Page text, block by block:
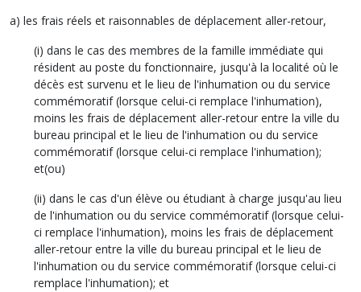
a) les frais réels et raisonnables de déplacement aller-retour,
(i) dans le cas des membres de la famille immédiate qui
résident au poste du fonctionnaire, jusqu'à la localité où le
décès est survenu et le lieu de l'inhumation ou du service
commémoratif (lorsque celui-ci remplace l'inhumation),
moins les frais de déplacement aller-retour entre la ville du
bureau principal et le lieu de l'inhumation ou du service
commémoratif (lorsque celui-ci remplace l'inhumation);
et(ou)
(ii) dans le cas d'un élève ou étudiant à charge jusqu'au lieu
de l'inhumation ou du service commémoratif (lorsque celui-
ci remplace l'inhumation), moins les frais de déplacement
aller-retour entre la ville du bureau principal et le lieu de
l'inhumation ou du service commémoratif (lorsque celui-ci
remplace l'inhumation); et